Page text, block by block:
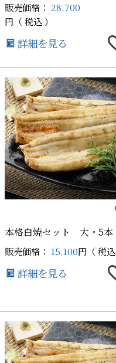
販売価格： 28,700
税込
詳細を見る
本格白焼セット 大・5本
販売価格： 15,100 税込
詳細を見る